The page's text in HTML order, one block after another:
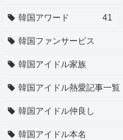
韓国アワード 41
韓国ファンサービス
韓国アイドル家族
韓国アイドル熱愛記事一覧
韓国アイドル仲良し
韓国アイドル本名